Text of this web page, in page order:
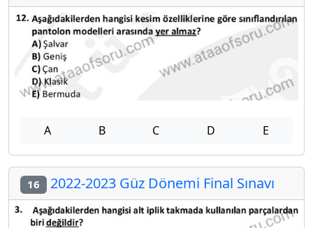
A B C D E
16 2022-2023 Güz Dönemi Final Sınavı